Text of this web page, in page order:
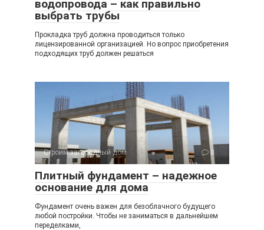
водопровода – как правильно
выбрать трубы
Прокладка труб должна проводиться только
лицензированной организацией. Но вопрос приобретения
подходящих труб должен решаться
Строим загородный дом 0
Плитный фундамент – надежное
основание для дома
Фундамент очень важен для безоблачного будущего
любой постройки. Чтобы не заниматься в дальнейшем
переделками,